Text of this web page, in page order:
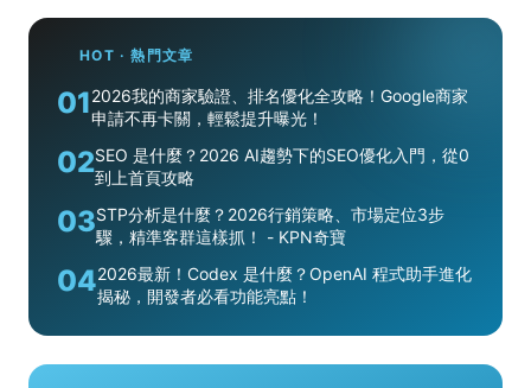
HOT · 熱門文章
012026我的商家驗證、排名優化全攻略！Google商家
申請不再卡關，輕鬆提升曝光！
02SEO 是什麼？2026 AI趨勢下的SEO優化入門，從0
到上首頁攻略
03STP分析是什麼？2026行銷策略、市場定位3步
驟，精準客群這樣抓！ - KPN奇寶
042026最新！Codex 是什麼？OpenAI 程式助手進化
揭秘，開發者必看功能亮點！